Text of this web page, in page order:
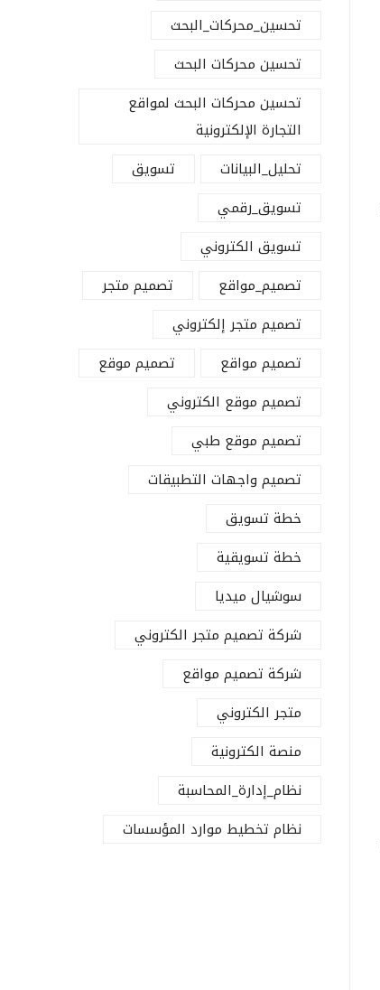
تحسين_محركات_البحث
تحسين محركات البحث
تحسين محركات البحث لمواقع
التجارة الإلكترونية
تحليل_البيانات
تسويق
تسويق_رقمي
تسويق الكتروني
تصميم_مواقع
تصميم متجر
تصميم متجر إلكتروني
تصميم مواقع
تصميم موقع
تصميم موقع الكتروني
تصميم موقع طبي
تصميم واجهات التطبيقات
خطة تسويق
خطة تسويقية
سوشيال ميديا
شركة تصميم متجر الكتروني
شركة تصميم مواقع
متجر الكتروني
منصة الكترونية
نظام_إدارة_المحاسبة
نظام تخطيط موارد المؤسسات